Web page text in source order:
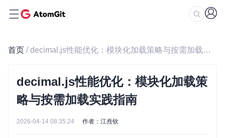
首页 / decimal.js性能优化：模块化加载策略与按需加载实践指南
decimal.js性能优化：模块化加载策
略与按需加载实践指南
2026-04-14 08:35:24 作者：江焘钦